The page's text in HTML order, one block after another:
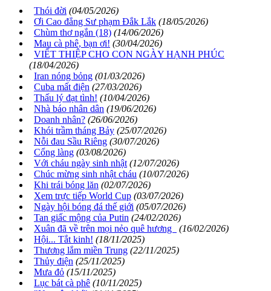
Thói đời (04/05/2026)
Ơi Cao đẳng Sư phạm Đắk Lắk (18/05/2026)
Chùm thơ ngắn (18) (14/06/2026)
Mau cà phê, bạn ơi! (30/04/2026)
VIẾT THIỆP CHO CON NGÀY HẠNH PHÚC
(18/04/2026)
Iran nóng bỏng (01/03/2026)
Cuba mất điện (27/03/2026)
Thấu lý đạt tình! (10/04/2026)
Nhà báo nhân dân (19/06/2026)
Doanh nhân? (26/06/2026)
Khói trầm tháng Bảy (25/07/2026)
Nỗi đau Sầu Riêng (30/07/2026)
Cổng làng (03/08/2026)
Với cháu ngày sinh nhật (12/07/2026)
Chúc mừng sinh nhật cháu (10/07/2026)
Khi trái bóng lăn (02/07/2026)
Xem trực tiếp World Cup (03/07/2026)
Ngày hội bóng đá thế giới (05/07/2026)
Tan giấc mộng của Putin (24/02/2026)
Xuân đã về trên mọi nẻo quê hương
(16/02/2026)
Hội... Tắt kinh! (18/11/2025)
Thương lắm miền Trung (22/11/2025)
Thủy điện (25/11/2025)
Mưa đỏ (15/11/2025)
Lục bát cà phê (10/11/2025)